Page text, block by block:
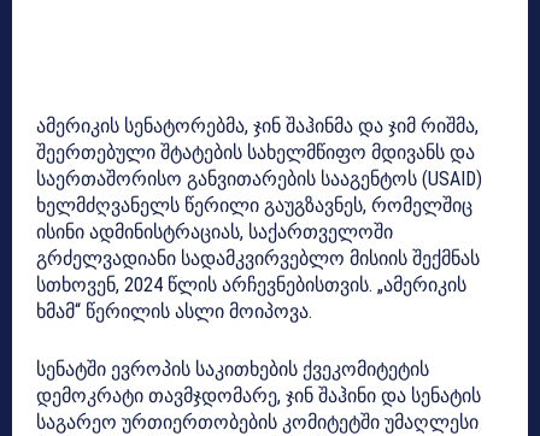
ამერიკის სენატორებმა, ჯინ შაჰინმა და ჯიმ რიშმა,
შეერთებული შტატების სახელმწიფო მდივანს და
საერთაშორისო განვითარების სააგენტოს (USAID)
ხელმძღვანელს წერილი გაუგზავნეს, რომელშიც
ისინი ადმინისტრაციას, საქართველოში
გრძელვადიანი სადამკვირვებლო მისიის შექმნას
სთხოვენ, 2024 წლის არჩევნებისთვის. „ამერიკის
ხმამ“ წერილის ასლი მოიპოვა.
სენატში ევროპის საკითხების ქვეკომიტეტის
დემოკრატი თავმჯდომარე, ჯინ შაჰინი და სენატის
საგარეო ურთიერთობების კომიტეტში უმაღლესი